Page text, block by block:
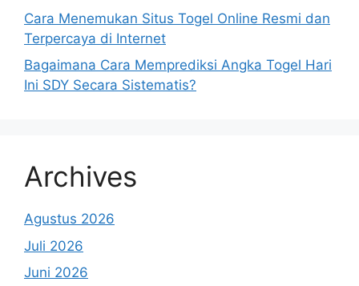
Cara Menemukan Situs Togel Online Resmi dan
Terpercaya di Internet
Bagaimana Cara Memprediksi Angka Togel Hari
Ini SDY Secara Sistematis?
Archives
Agustus 2026
Juli 2026
Juni 2026